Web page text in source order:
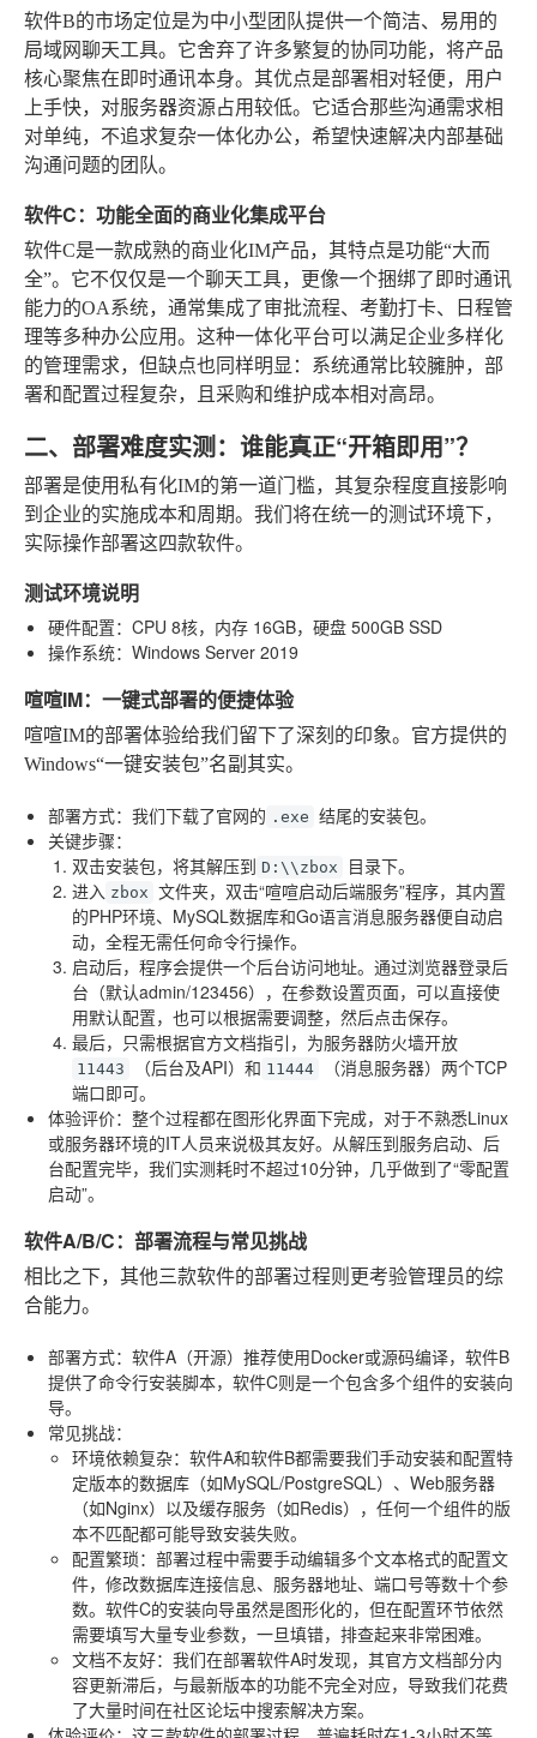
软件B的市场定位是为中小型团队提供一个简洁、易用的
局域网聊天工具。它舍弃了许多繁复的协同功能，将产品
核心聚焦在即时通讯本身。其优点是部署相对轻便，用户
上手快，对服务器资源占用较低。它适合那些沟通需求相
对单纯，不追求复杂一体化办公，希望快速解决内部基础
沟通问题的团队。
软件C：功能全面的商业化集成平台
软件C是一款成熟的商业化IM产品，其特点是功能“大而
全”。它不仅仅是一个聊天工具，更像一个捆绑了即时通讯
能力的OA系统，通常集成了审批流程、考勤打卡、日程管
理等多种办公应用。这种一体化平台可以满足企业多样化
的管理需求，但缺点也同样明显：系统通常比较臃肿，部
署和配置过程复杂，且采购和维护成本相对高昂。
二、部署难度实测：谁能真正“开箱即用”？
部署是使用私有化IM的第一道门槛，其复杂程度直接影响
到企业的实施成本和周期。我们将在统一的测试环境下，
实际操作部署这四款软件。
测试环境说明
硬件配置：CPU 8核，内存 16GB，硬盘 500GB SSD
操作系统：Windows Server 2019
喧喧IM：一键式部署的便捷体验
喧喧IM的部署体验给我们留下了深刻的印象。官方提供的
Windows“一键安装包”名副其实。
部署方式：我们下载了官网的 .exe 结尾的安装包。
关键步骤：
双击安装包，将其解压到 D:\\zbox
目录下。
进入 zbox 文件夹，双击“喧喧启动后端服务”程序，其内置
的PHP环境、MySQL数据库和Go语言消息服务器便自动启
动，全程无需任何命令行操作。
启动后，程序会提供一个后台访问地址。通过浏览器登录后
台（默认admin/123456），在参数设置页面，可以直接使
用默认配置，也可以根据需要调整，然后点击保存。
最后，只需根据官方文档指引，为服务器防火墙开放
11443 （后台及API）和 11444
（消息服务器）两个TCP
端口即可。
体验评价：整个过程都在图形化界面下完成，对于不熟悉Linux
或服务器环境的IT人员来说极其友好。从解压到服务启动、后
台配置完毕，我们实测耗时不超过10分钟，几乎做到了“零配置
启动”。
软件A/B/C：部署流程与常见挑战
相比之下，其他三款软件的部署过程则更考验管理员的综
合能力。
部署方式：软件A（开源）推荐使用Docker或源码编译，软件B
提供了命令行安装脚本，软件C则是一个包含多个组件的安装向
导。
常见挑战：
环境依赖复杂：软件A和软件B都需要我们手动安装和配置特
定版本的数据库（如MySQL/PostgreSQL）、Web服务器
（如Nginx）以及缓存服务（如Redis），任何一个组件的版
本不匹配都可能导致安装失败。
配置繁琐：部署过程中需要手动编辑多个文本格式的配置文
件，修改数据库连接信息、服务器地址、端口号等数十个参
数。软件C的安装向导虽然是图形化的，但在配置环节依然
需要填写大量专业参数，一旦填错，排查起来非常困难。
文档不友好：我们在部署软件A时发现，其官方文档部分内
容更新滞后，与最新版本的功能不完全对应，导致我们花费
了大量时间在社区论坛中搜索解决方案。